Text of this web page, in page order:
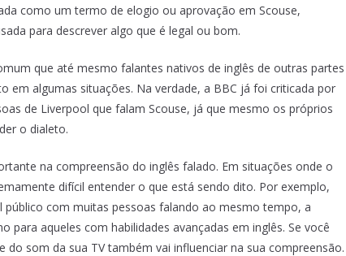
como um termo de elogio ou aprovação em Scouse,
para descrever algo que é legal ou bom.
que até mesmo falantes nativos de inglês de outras partes
em algumas situações. Na verdade, a BBC já foi criticada por
de Liverpool que falam Scouse, já que mesmo os próprios
o dialeto.
na compreensão do inglês falado. Em situações onde o
difícil entender o que está sendo dito. Por exemplo,
com muitas pessoas falando ao mesmo tempo, a
para aqueles com habilidades avançadas em inglês. Se você
do som da sua TV também vai influenciar na sua compreensão.